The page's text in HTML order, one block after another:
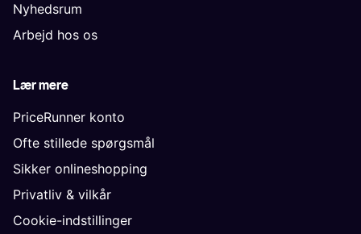
Nyhedsrum
Arbejd hos os
Lær mere
PriceRunner konto
Ofte stillede spørgsmål
Sikker onlineshopping
Privatliv & vilkår
Cookie-indstillinger